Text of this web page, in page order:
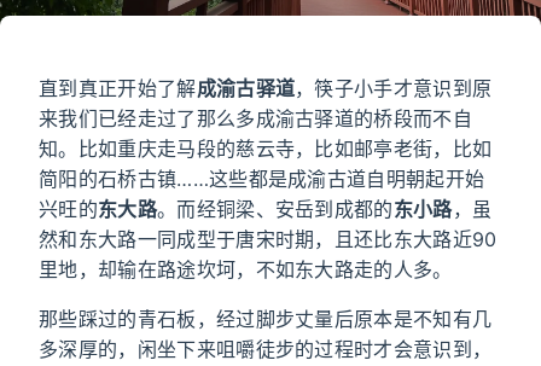
直到真正开始了解成渝古驿道，筷子小手才意识到原
来我们已经走过了那么多成渝古驿道的桥段而不自
知。比如重庆走马段的慈云寺，比如邮亭老街，比如
简阳的石桥古镇……这些都是成渝古道自明朝起开始
兴旺的东大路。而经铜梁、安岳到成都的东小路，虽
然和东大路一同成型于唐宋时期，且还比东大路近90
里地，却输在路途坎坷，不如东大路走的人多。
那些踩过的青石板，经过脚步丈量后原本是不知有几
多深厚的，闲坐下来咀嚼徒步的过程时才会意识到，